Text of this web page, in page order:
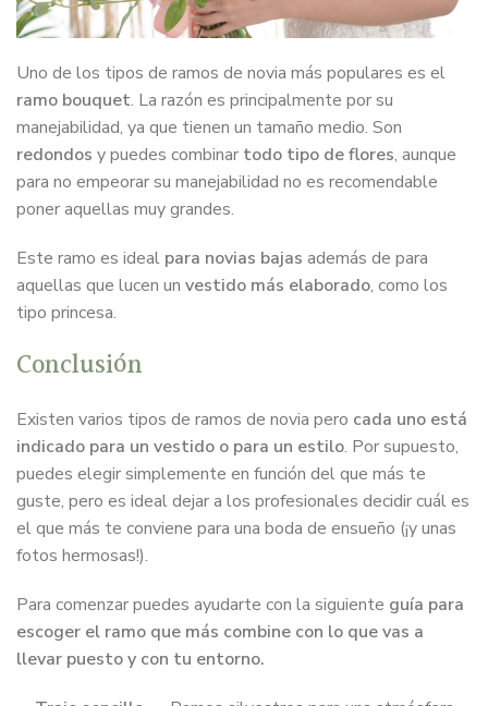
Uno de los tipos de ramos de novia más populares es el
ramo bouquet. La razón es principalmente por su
manejabilidad, ya que tienen un tamaño medio. Son
redondos y puedes combinar todo tipo de flores, aunque
para no empeorar su manejabilidad no es recomendable
poner aquellas muy grandes.
Este ramo es ideal para novias bajas además de para
aquellas que lucen un vestido más elaborado, como los
tipo princesa.
Conclusión
Existen varios tipos de ramos de novia pero cada uno está
indicado para un vestido o para un estilo. Por supuesto,
puedes elegir simplemente en función del que más te
guste, pero es ideal dejar a los profesionales decidir cuál es
el que más te conviene para una boda de ensueño (¡y unas
fotos hermosas!).
Para comenzar puedes ayudarte con la siguiente guía para
escoger el ramo que más combine con lo que vas a
llevar puesto y con tu entorno.